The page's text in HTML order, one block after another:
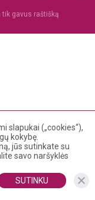
gavus raštišką
slapukai („cookies“),
kokybę.
jūs sutinkate su
savo naršyklės
SUTINKU